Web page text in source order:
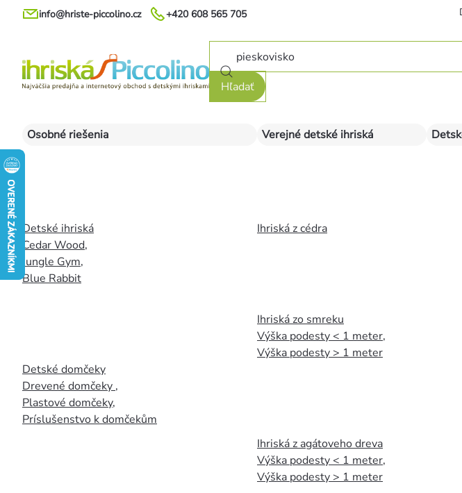
Prejsť
+420 608 565 705
info@hriste-piccolino.cz
Hľadať
Osobné riešenia
Detské ihriská
Cedar Wood,
Jungle Gym,
Blue Rabbit
Detské domčeky
Drevené domčeky ,
Plastové domčeky,
Príslušenstvo k domčekům
Verejné detské ihriská
Ihriská z cédra
Ihriská zo smreku
Výška podesty < 1 meter,
Výška podesty > 1 meter
Ihriská z agátoveho dreva
Výška podesty < 1 meter,
Výška podesty > 1 meter